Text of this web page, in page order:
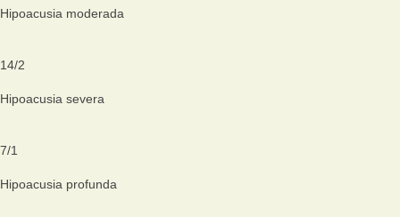
Hipoacusia moderada
14/2
Hipoacusia severa
7/1
Hipoacusia profunda